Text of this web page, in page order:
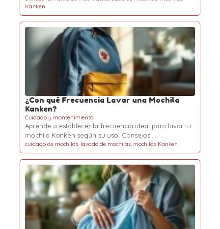
Kanken
¿Con qué Frecuencia Lavar una Mochila
Kanken?
Cuidado y mantenimiento
Aprende a establecer la frecuencia ideal para lavar tu
mochila Kanken según su uso. Consejos…
cuidado de mochilas, lavado de mochilas, mochilas Kanken